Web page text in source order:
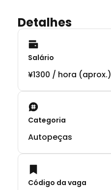
Detalhes
Salário
¥1300 / hora (aprox.)
Categoria
Autopeças
Código da vaga